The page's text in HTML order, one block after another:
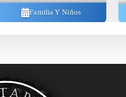
Familia Y Niños